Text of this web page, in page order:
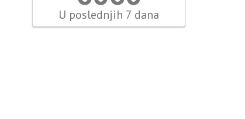
U poslednjih 7 dana